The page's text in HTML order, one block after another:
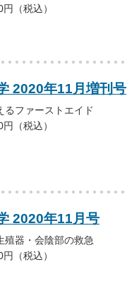
（税込）
2020年11月増刊号
るファーストエイド
（税込）
2020年11月号
殖器・会陰部の救急
（税込）